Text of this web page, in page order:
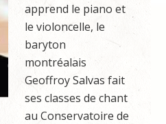
apprend le piano et
le violoncelle, le
baryton
montréalais
Geoffroy Salvas fait
ses classes de chant
au Conservatoire de